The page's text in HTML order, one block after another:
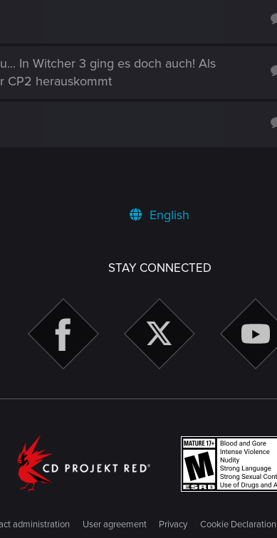
In Witcher 3 ging es doch auch! Als
CP2 herauskommt
English
STAY CONNECTED
administration User agreement Privacy Cookie Declaration